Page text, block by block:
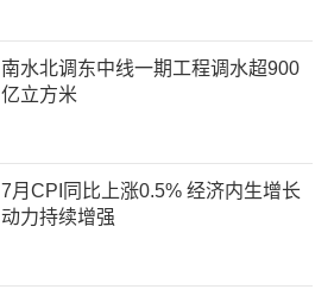
南水北调东中线一期工程调水超900
亿立方米
7月CPI同比上涨0.5% 经济内生增长
动力持续增强